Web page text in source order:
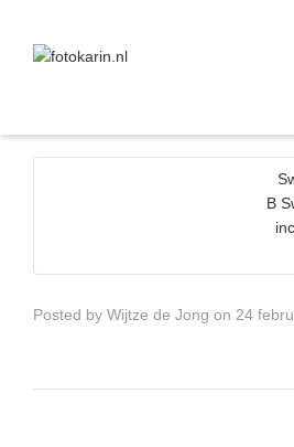
Super
B
Posted by Wijtze de Jong on 24